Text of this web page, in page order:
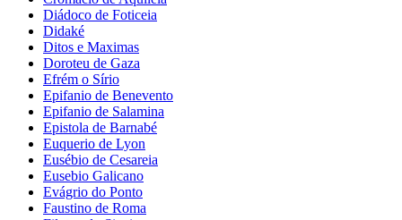
Diádoco de Foticeia
Didaké
Ditos e Maximas
Doroteu de Gaza
Efrém o Sírio
Epifanio de Benevento
Epifanio de Salamina
Epistola de Barnabé
Euquerio de Lyon
Eusébio de Cesareia
Eusebio Galicano
Evágrio do Ponto
Faustino de Roma